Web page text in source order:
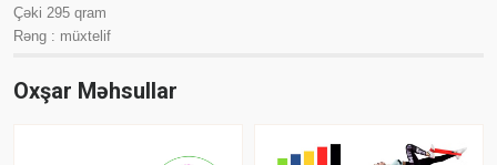
Çəki 295 qram
Rəng : müxtelif
Oxşar Məhsullar